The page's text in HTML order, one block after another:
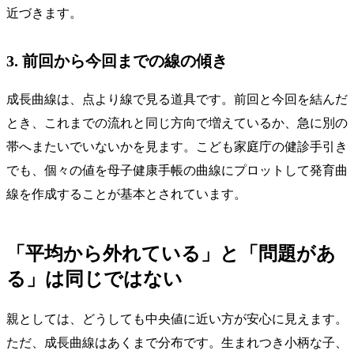
近づきます。
3. 前回から今回までの線の傾き
成長曲線は、点より線で見る道具です。前回と今回を結んだ
とき、これまでの流れと同じ方向で増えているか、急に別の
帯へまたいでいないかを見ます。こども家庭庁の健診手引き
でも、個々の値を母子健康手帳の曲線にプロットして発育曲
線を作成することが基本とされています。
「平均から外れている」と「問題があ
る」は同じではない
親としては、どうしても中央値に近い方が安心に見えます。
ただ、成長曲線はあくまで分布です。生まれつき小柄な子、